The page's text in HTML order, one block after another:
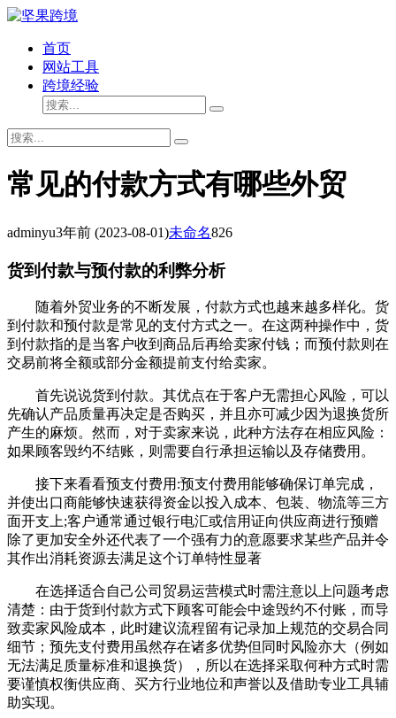
首页
网站工具
跨境经验
常见的付款方式有哪些外贸
adminyu3年前 (2023-08-01)未命名826
货到付款与预付款的利弊分析
随着外贸业务的不断发展，付款方式也越来越多样化。货
到付款和预付款是常见的支付方式之一。在这两种操作中，货
到付款指的是当客户收到商品后再给卖家付钱；而预付款则在
交易前将全额或部分金额提前支付给卖家。
首先说说货到付款。其优点在于客户无需担心风险，可以
先确认产品质量再决定是否购买，并且亦可减少因为退换货所
产生的麻烦。然而，对于卖家来说，此种方法存在相应风险：
如果顾客毁约不结账，则需要自行承担运输以及存储费用。
接下来看看预支付费用:预支付费用能够确保订单完成，
并使出口商能够快速获得资金以投入成本、包装、物流等三方
面开支上;客户通常通过银行电汇或信用证向供应商进行预赠
除了更加安全外还代表了一个强有力的意愿要求某些产品并令
其作出消耗资源去满足这个订单特性显著
在选择适合自己公司贸易运营模式时需注意以上问题考虑
清楚：由于货到付款方式下顾客可能会中途毁约不付账，而导
致卖家风险成本，此时建议流程留有记录加上规范的交易合同
细节；预先支付费用虽然存在诸多优势但同时风险亦大（例如
无法满足质量标准和退换货），所以在选择采取何种方式时需
要谨慎权衡供应商、买方行业地位和声誉以及借助专业工具辅
助实现。